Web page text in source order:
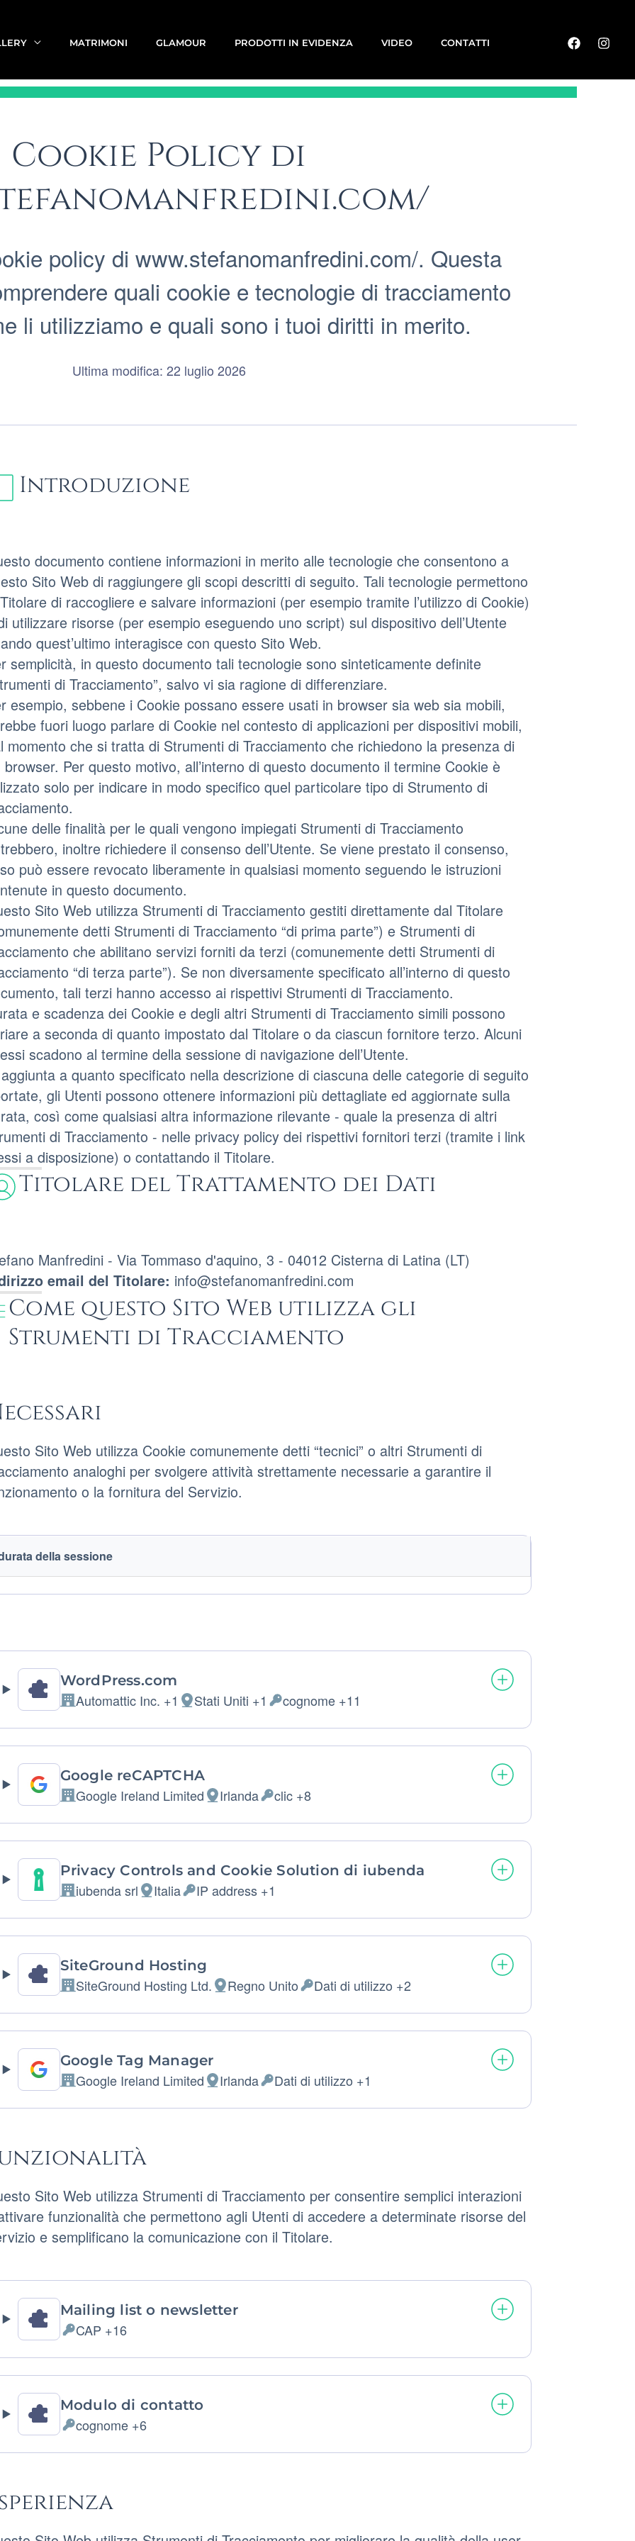
MATRIMONI GLAMOUR PRODOTTI IN EVIDENZA VIDEO CONTATTI
Cookie Policy di
policy di www.stefanomanfredini.com/. Questa
quali cookie e tecnologie di tracciamento
li utilizziamo e quali sono i tuoi diritti in merito.
Ultima modifica: 22 luglio 2026
Introduzione
documento contiene informazioni in merito alle tecnologie che consentono a
Sito Web di raggiungere gli scopi descritti di seguito. Tali tecnologie permettono
di raccogliere e salvare informazioni (per esempio tramite l’utilizzo di Cookie)
utilizzare risorse (per esempio eseguendo uno script) sul dispositivo dell’Utente
quest’ultimo interagisce con questo Sito Web.
semplicità, in questo documento tali tecnologie sono sinteticamente definite
di Tracciamento”, salvo vi sia ragione di differenziare.
esempio, sebbene i Cookie possano essere usati in browser sia web sia mobili,
fuori luogo parlare di Cookie nel contesto di applicazioni per dispositivi mobili,
momento che si tratta di Strumenti di Tracciamento che richiedono la presenza di
browser. Per questo motivo, all’interno di questo documento il termine Cookie è
solo per indicare in modo specifico quel particolare tipo di Strumento di
delle finalità per le quali vengono impiegati Strumenti di Tracciamento
inoltre richiedere il consenso dell’Utente. Se viene prestato il consenso,
può essere revocato liberamente in qualsiasi momento seguendo le istruzioni
in questo documento.
Sito Web utilizza Strumenti di Tracciamento gestiti direttamente dal Titolare
detti Strumenti di Tracciamento “di prima parte”) e Strumenti di
che abilitano servizi forniti da terzi (comunemente detti Strumenti di
“di terza parte”). Se non diversamente specificato all’interno di questo
tali terzi hanno accesso ai rispettivi Strumenti di Tracciamento.
e scadenza dei Cookie e degli altri Strumenti di Tracciamento simili possono
a seconda di quanto impostato dal Titolare o da ciascun fornitore terzo. Alcuni
scadono al termine della sessione di navigazione dell’Utente.
a quanto specificato nella descrizione di ciascuna delle categorie di seguito
gli Utenti possono ottenere informazioni più dettagliate ed aggiornate sulla
così come qualsiasi altra informazione rilevante - quale la presenza di altri
di Tracciamento - nelle privacy policy dei rispettivi fornitori terzi (tramite i link
a disposizione) o contattando il Titolare.
Titolare del Trattamento dei Dati
Manfredini - Via Tommaso d'aquino, 3 - 04012 Cisterna di Latina (LT)
email del Titolare: info@stefanomanfredini.com
Come questo Sito Web utilizza gli
Strumenti di Tracciamento
Sito Web utilizza Cookie comunemente detti “tecnici” o altri Strumenti di
analoghi per svolgere attività strettamente necessarie a garantire il
o la fornitura del Servizio.
Trackers
della sessione
WordPress.com
Azienda:
Automattic Inc. +1 Luogo
del
trattamento:
Stati Uniti +1 Dati
Personali
trattati:
cognome +11
Google reCAPTCHA
Azienda:
Google Ireland LimitedLuogo
del
trattamento:
IrlandaDati
Personali
trattati:
clic +8
Privacy Controls and Cookie Solution di iubenda
Azienda:
iubenda srlLuogo
del
trattamento:
ItaliaDati
Personali
trattati:
IP address +1
SiteGround Hosting
Azienda:
SiteGround Hosting Ltd.Luogo
del
trattamento:
Regno UnitoDati
Personali
trattati:
Dati di utilizzo +2
Google Tag Manager
Azienda:
Google Ireland LimitedLuogo
del
IrlandaDati
Personali
Dati di utilizzo +1
Sito Web utilizza Strumenti di Tracciamento per consentire semplici interazioni
funzionalità che permettono agli Utenti di accedere a determinate risorse del
e semplificano la comunicazione con il Titolare.
Mailing list o newsletter
Dati
Personali
trattati:
CAP +16
Modulo di contatto
Dati
Personali
cognome +6